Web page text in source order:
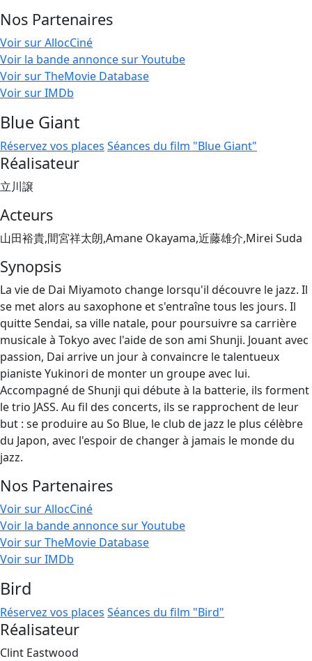
Nos Partenaires
Voir sur AllocCiné
Voir la bande annonce sur Youtube
Voir sur TheMovie Database
Voir sur IMDb
Blue Giant
Réservez vos places Séances du film "Blue Giant"
Réalisateur
立川譲
Acteurs
山田裕貴,間宮祥太朗,Amane Okayama,近藤雄介,Mirei Suda
Synopsis
La vie de Dai Miyamoto change lorsqu'il découvre le jazz. Il
se met alors au saxophone et s'entraîne tous les jours. Il
quitte Sendai, sa ville natale, pour poursuivre sa carrière
musicale à Tokyo avec l'aide de son ami Shunji. Jouant avec
passion, Dai arrive un jour à convaincre le talentueux
pianiste Yukinori de monter un groupe avec lui.
Accompagné de Shunji qui débute à la batterie, ils forment
le trio JASS. Au fil des concerts, ils se rapprochent de leur
but : se produire au So Blue, le club de jazz le plus célèbre
du Japon, avec l'espoir de changer à jamais le monde du
jazz.
Nos Partenaires
Voir sur AllocCiné
Voir la bande annonce sur Youtube
Voir sur TheMovie Database
Voir sur IMDb
Bird
Réservez vos places Séances du film "Bird"
Réalisateur
Clint Eastwood